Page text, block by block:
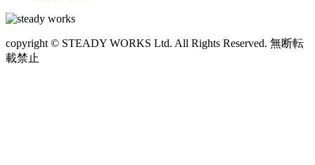
copyright © STEADY WORKS Ltd. All Rights Reserved. 無断転
載禁止